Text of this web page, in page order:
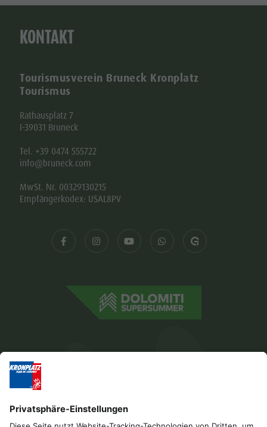
KONTAKT
Tourismusverein Bruneck Kronplatz
Tourismus
Rathausplatz 7
I-39031 Bruneck
Tel. +39 0474 555722
info@bruneck.com
MwSt. Nr. 00329130215
Empfängerkodex: USAL8PV